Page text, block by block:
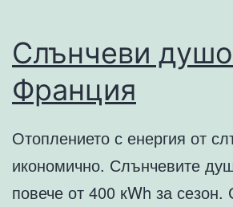
Слънчеви
Франция
Отоплението с енергия от
икономично. Слънчевите
повече от 400 кWh за